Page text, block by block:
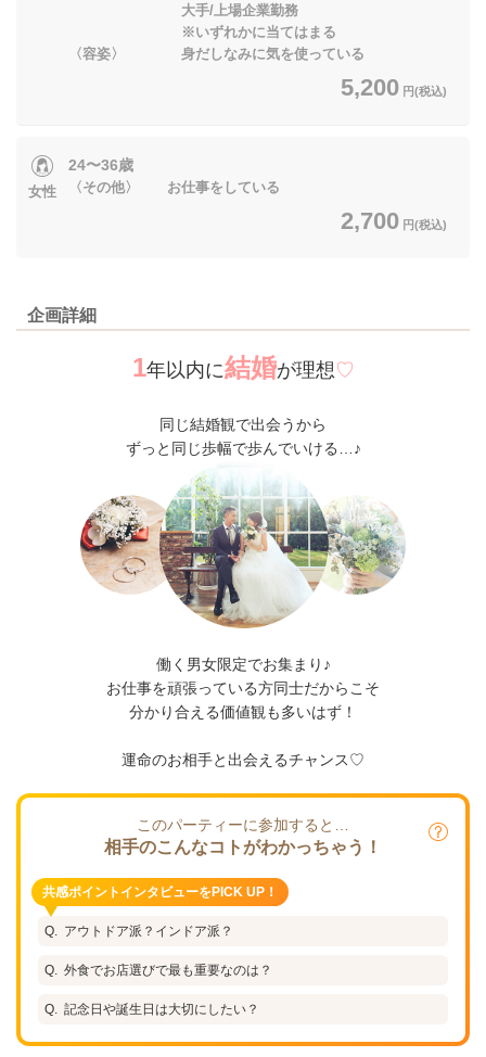
大手/上場企業勤務
※いずれかに当てはまる
〈容姿〉 身だしなみに気を使っている
5,200 円(税込)
女性
24〜36歳
〈その他〉 お仕事をしている
2,700 円(税込)
企画詳細
1年以内に結婚が理想 ♡
同じ結婚観で出会うから
ずっと同じ歩幅で歩んでいける…♪
働く男女限定でお集まり♪
お仕事を頑張っている方同士だからこそ
分かり合える価値観も多いはず！
運命のお相手と出会えるチャンス♡
このパーティーに参加すると…
相手のこんなコトがわかっちゃう！
共感ポイントインタビューをPICK UP！
アウトドア派？インドア派？
外食でお店選びで最も重要なのは？
記念日や誕生日は大切にしたい？